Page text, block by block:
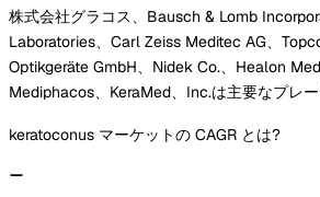
株式会社グラコス、Bausch & Lomb
Laboratories、Carl Zeiss Meditec AG、
Optikgeräte GmbH、Nidek Co.、Healon
Mediphacos、KeraMed、Inc.は主要なプレー
keratoconus マーケットの CAGR とは?